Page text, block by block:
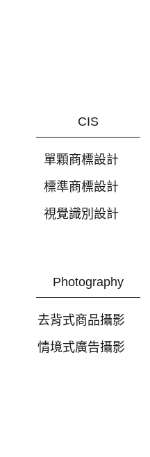
CIS
單顆商標設計
標準商標設計
視覺識別設計
Photography
去背式商品攝影
情境式廣告攝影